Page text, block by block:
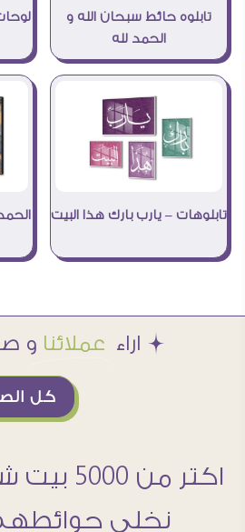
تابلوه حائط سبحان الله و
الحمد لله
تابلوهات – يارب بارك هذا البيت
Æ اراء عملائنا و
كل
اكتر من
نخلى